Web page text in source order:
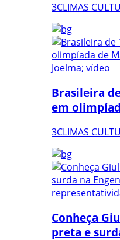
3CLIMAS
Brasileira
em
3CLIMAS
Conheça
preta e